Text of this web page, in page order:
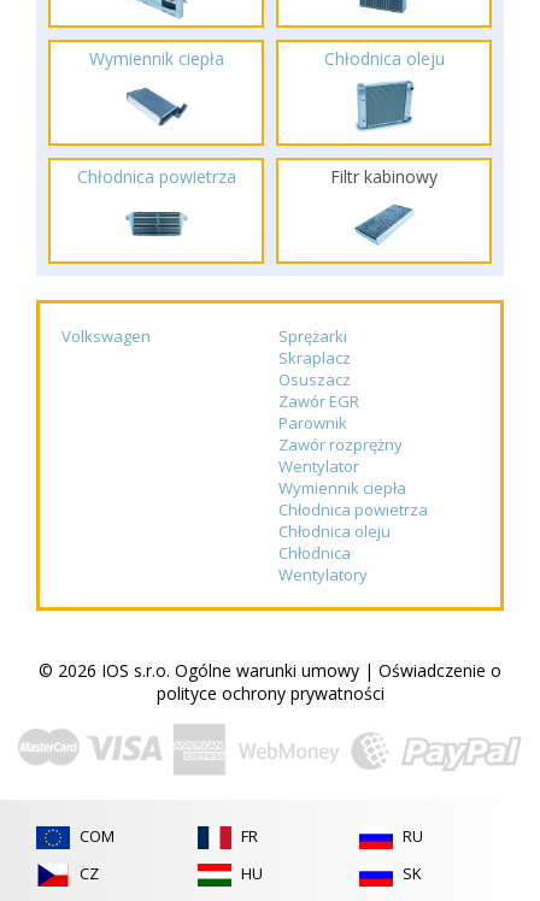
Wymiennik ciepła Chłodnica oleju
Chłodnica powietrza Filtr kabinowy
Volkswagen
Sprężarki
Skraplacz
Osuszacz
Zawór EGR
Parownik
Zawór rozprężny
Wentylator
Wymiennik ciepła
Chłodnica powietrza
Chłodnica oleju
Chłodnica
Wentylatory
© 2026 IOS s.r.o. Ogólne warunki umowy | Oświadczenie o
polityce ochrony prywatności
COM
CZ
FR
HU
RU
SK